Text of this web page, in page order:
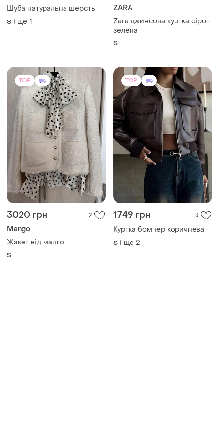
Шуба натуральна шерсть
S і ще 1
ZARA
Zara джинсова куртка сіро-
зелена
S
TOP
3020 грн 2
Mango
Жакет від манго
S
TOP
1749 грн 3
Куртка бомпер коричнева
S і ще 2